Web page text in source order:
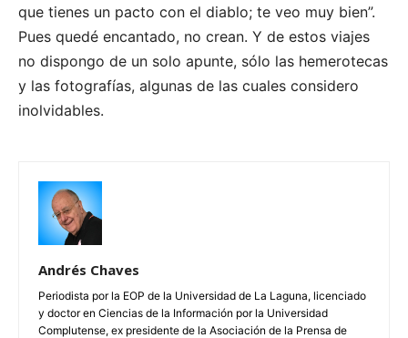
que tienes un pacto con el diablo; te veo muy bien”.
Pues quedé encantado, no crean. Y de estos viajes
no dispongo de un solo apunte, sólo las hemerotecas
y las fotografías, algunas de las cuales considero
inolvidables.
Andrés Chaves
Periodista por la EOP de la Universidad de La Laguna, licenciado
y doctor en Ciencias de la Información por la Universidad
Complutense, ex presidente de la Asociación de la Prensa de